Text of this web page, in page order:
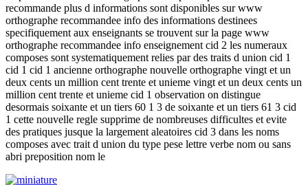
recommande plus d informations sont disponibles sur www
orthographe recommandee info des informations destinees
specifiquement aux enseignants se trouvent sur la page www
orthographe recommandee info enseignement cid 2 les numeraux
composes sont systematiquement relies par des traits d union cid 1
cid 1 cid 1 ancienne orthographe nouvelle orthographe vingt et un
deux cents un million cent trente et unieme vingt et un deux cents un
million cent trente et unieme cid 1 observation on distingue
desormais soixante et un tiers 60 1 3 de soixante et un tiers 61 3 cid
1 cette nouvelle regle supprime de nombreuses difficultes et evite
des pratiques jusque la largement aleatoires cid 3 dans les noms
composes avec trait d union du type pese lettre verbe nom ou sans
abri preposition nom le